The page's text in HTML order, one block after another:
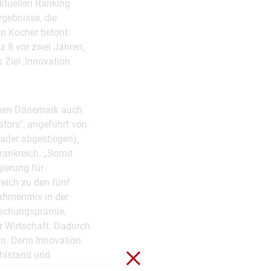
Ranking
die
Kocher betont:
8 vor zwei Jahren,
Ziel ‚Innovation
Dänemark auch
angeführt von
abgestiegen),
„Somit
für
zu den fünf
in der
Wirtschaft. Dadurch
Denn Innovation
und
Close without saving